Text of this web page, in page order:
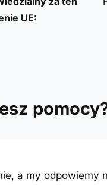
UE:
a my odpowiemy